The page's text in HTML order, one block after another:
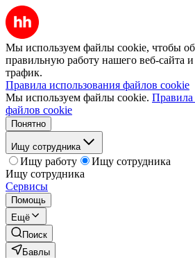
Мы используем файлы cookie, чтобы
правильную работу нашего веб-сайта и
трафик.
Правила использования файлов cookie
Мы используем файлы cookie. Правила
файлов cookie
Понятно
Ищу сотрудника
Ищу работу
Ищу сотрудника
Ищу сотрудника
Сервисы
Помощь
Ещё
Поиск
Бавлы